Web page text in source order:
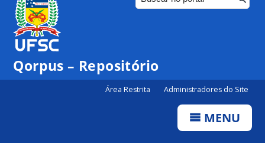
Participe
Qorpus – Repositório
Área Restrita Administradores do Site
MENU